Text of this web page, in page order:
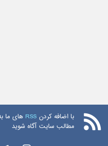
با اضافه کردن RSS های ما
مطالب سایت آگاه شوید